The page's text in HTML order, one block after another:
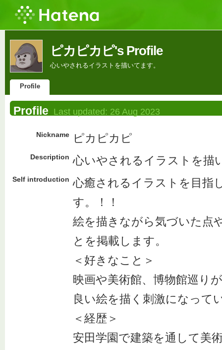
ピカピカピ's Profile
心いやされるイラストを描いてます。
Profile
Profile Last updated: 26 Aug 2023
Nickname ピカピカピ
Description 心いやされるイラストを描
Self introduction 心癒されるイラストを目指
す。！！
絵を描きながら気づいた点
とを掲載します。
＜好きなこと＞
映画や美術館、博物館巡り
良い絵を描く刺激になって
＜経歴＞
安田学園で建築を通して美